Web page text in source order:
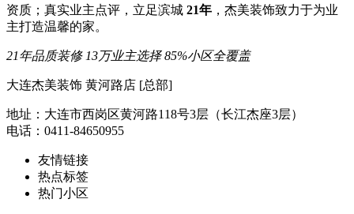
资质；真实业主点评，立足滨城 21年 ，杰美装饰致力于为业
主打造温馨的家。
21年品质装修 13万业主选择 85%小区全覆盖
大连杰美装饰 黄河路店 [总部]
地址：大连市西岗区黄河路118号3层（长江杰座3层）
电话：0411-84650955
友情链接
热点标签
热门小区